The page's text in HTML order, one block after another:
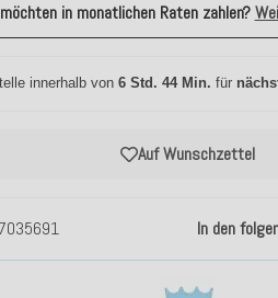
In den
Auf Wunschzettel
in monatlichen Raten zahlen?
innerhalb von6 Std. 44 Min. für